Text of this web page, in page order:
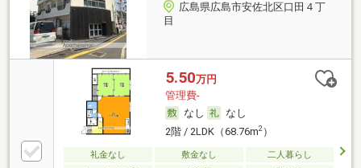
広島県広島市安佐北区口田４丁
目
5.50万円
管理費-
なし
なし
2階 / 2LDK（68.76m2）
礼金なし 敷金なし
二人暮らし